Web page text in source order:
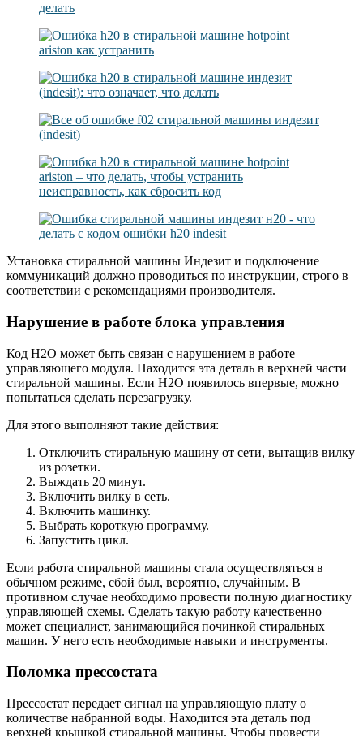
Установка стиральной машины Индезит и подключение
коммуникаций должно проводиться по инструкции, строго в
соответствии с рекомендациями производителя.
Нарушение в работе блока управления
Код H2O может быть связан с нарушением в работе
управляющего модуля. Находится эта деталь в верхней части
стиральной машины. Если H2O появилось впервые, можно
попытаться сделать перезагрузку.
Для этого выполняют такие действия:
Отключить стиральную машину от сети, вытащив вилку
из розетки.
Выждать 20 минут.
Включить вилку в сеть.
Включить машинку.
Выбрать короткую программу.
Запустить цикл.
Если работа стиральной машины стала осуществляться в
обычном режиме, сбой был, вероятно, случайным. В
противном случае необходимо провести полную диагностику
управляющей схемы. Сделать такую работу качественно
может специалист, занимающийся починкой стиральных
машин. У него есть необходимые навыки и инструменты.
Поломка прессостата
Прессостат передает сигнал на управляющую плату о
количестве набранной воды. Находится эта деталь под
верхней крышкой стиральной машины. Чтобы провести